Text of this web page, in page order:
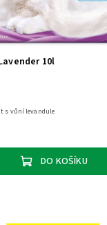
10l
DO KOŠÍKU
s vůní levandule